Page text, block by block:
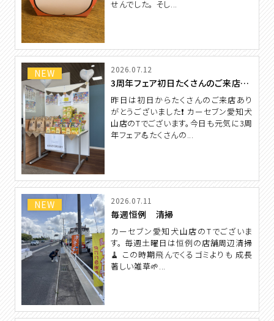
せんでした。 そし...
NEW 2026.07.12
3周年フェア初日たくさんのご来店ありがとうございます❗️
昨日は初日からたくさんのご来店あり
がとうございました❗️ カーセブン愛知犬
山店のTでございます。今日も元気に3周
年フェア💪たくさんの...
NEW 2026.07.11
毎週恒例 清掃
カーセブン愛知犬山店のTでございま
す。 毎週土曜日は恒例の店舗周辺清掃
🧹 この時期飛んでくるゴミよりも 成長
著しい雑草🌱...